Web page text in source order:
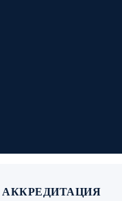
АККРЕДИТАЦИЯ